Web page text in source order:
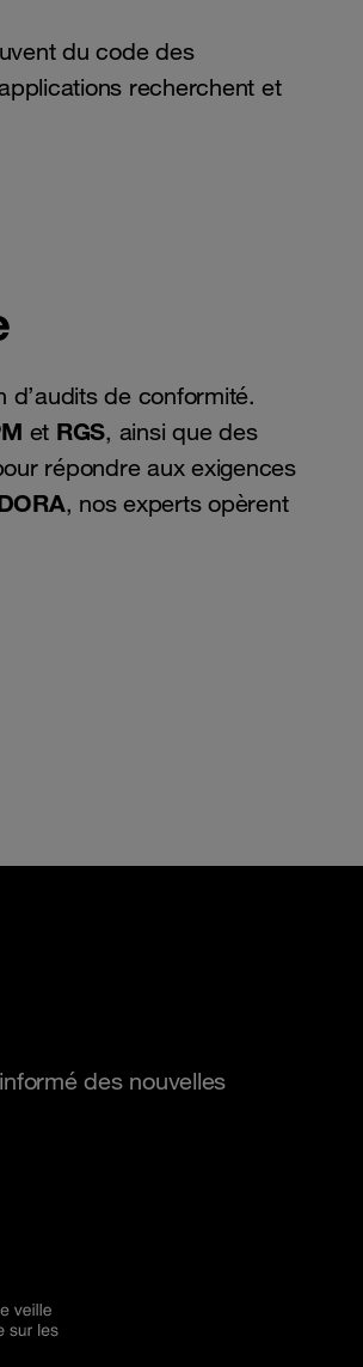
du code des
recherchent et
d’audits de conformité.
et RGS, ainsi que des
répondre aux exigences
, nos experts opèrent
des nouvelles